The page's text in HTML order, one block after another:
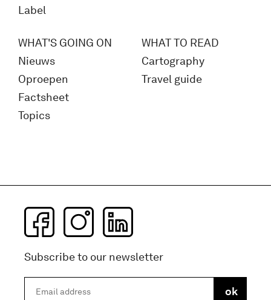
Label
WHAT'S GOING ON
Nieuws
Oproepen
Factsheet
Topics
WHAT TO READ
Cartography
Travel guide
Subscribe to our newsletter